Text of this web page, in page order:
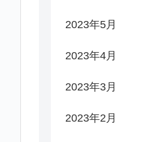
2023年5月
2023年4月
2023年3月
2023年2月